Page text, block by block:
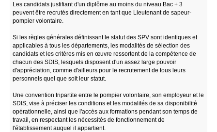
Les candidats justifiant d'un diplôme au moins du niveau Bac + 3
peuvent être recrutés directement en tant que Lieutenant de sapeur-
pompier volontaire.
Si les règles générales définissant le statut des SPV sont identiques et
applicables à tous les départements, les modalités de sélection des
candidats et les critères mis en œuvre ressortent de la compétence de
chacun des SDIS, lesquels disposent d'un assez large pouvoir
d'appréciation, comme d'ailleurs pour le recrutement de tous leurs
personnels quel que soit leur statut.
Une convention tripartite entre le pompier volontaire, son employeur et le
SDIS, vise à préciser les conditions et les modalités de sa disponibilité
opérationnelle, ainsi que l'accès aux formations pendant son temps de
travail, en respectant les nécessités de fonctionnement de
l'établissement auquel il appartient.